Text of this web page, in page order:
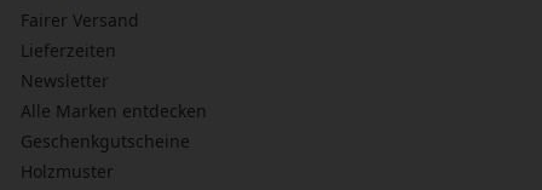
Fairer Versand
Lieferzeiten
Newsletter
Alle Marken entdecken
Geschenkgutscheine
Holzmuster